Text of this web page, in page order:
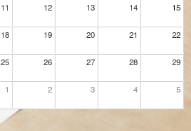
11 12 13 14 15
18 19 20 21 22
25 26 27 28 29
1 2 3 4 5